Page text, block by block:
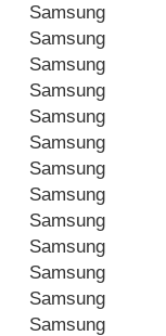
Samsung
Samsung
Samsung
Samsung
Samsung
Samsung
Samsung
Samsung
Samsung
Samsung
Samsung
Samsung
Samsung